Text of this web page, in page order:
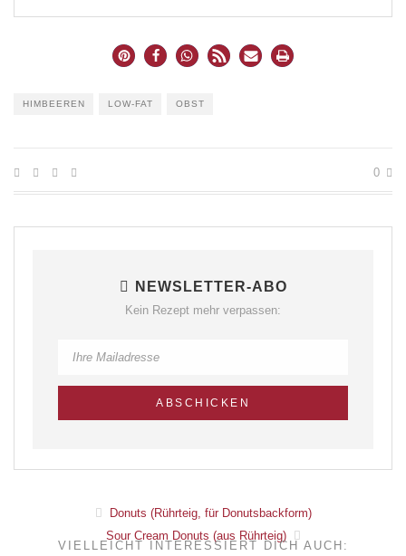
HIMBEEREN LOW-FAT OBST
0
NEWSLETTER-ABO
Kein Rezept mehr verpassen:
Donuts (Rührteig, für Donutsbackform)
Sour Cream Donuts (aus Rührteig)
VIELLEICHT INTERESSIERT DICH AUCH: